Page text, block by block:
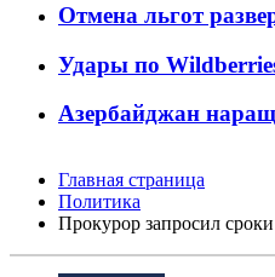
Отмена льгот
Удары по
Азербайджан
Главная страница
Политика
Прокурор запросил